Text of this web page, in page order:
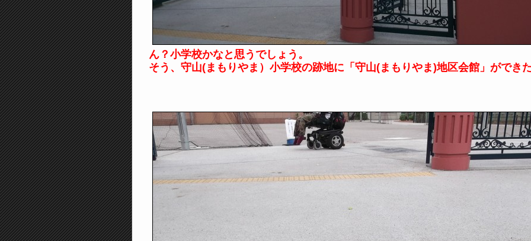
ん？小学校かなと思うでしょう。
そう、守山(まもりやま）小学校の跡地に「守山(まもりやま)地区会館」ができ